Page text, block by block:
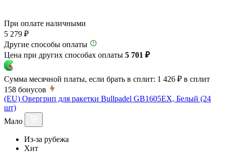
При оплате наличными
5 279 ₽
Другие способы оплаты
Цена при других способах оплаты 5 701 ₽
Сумма месячной платы, если брать в сплит: 1 426 ₽ в сплит
158 бонусов
(EU) Овергрип для ракетки Bullpadel GB1605EX, Белый (24
шт)
Мало
Из-за рубежа
Хит